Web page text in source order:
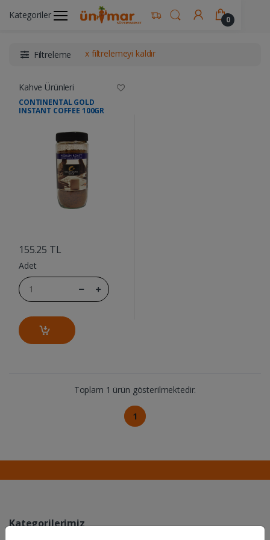
Kategoriler 0
Ünimar Anasayfa İçecekler Kahve Ürünleri
Filtreleme x filtrelemeyi kaldır
Kahve Ürünleri
CONTINENTAL GOLD
INSTANT COFFEE 100GR
155.25 TL
Adet
Toplam 1 ürün gösterilmektedir.
1
Kategorilerimiz